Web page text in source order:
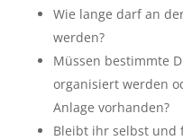
Wie lange darf an
werden?
Müssen bestimmte
organisiert werden
Anlage vorhanden?
Bleibt ihr selbst und